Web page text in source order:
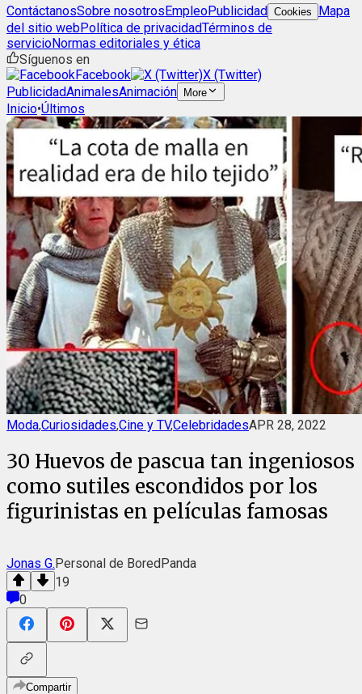
ContáctanosSobre nosotrosEmpleoPublicidad Cookies
Mapa
del sitio webPolítica de privacidadTérminos de
servicioNormas editoriales y ética
Síguenos en
Facebook
X (Twitter)
PublicidadAnimalesAnimación More
Inicio•Últimos
Moda,Curiosidades,Cine y TV,CelebridadesAPR 28, 2022
30 Huevos de pascua tan ingeniosos
como sutiles escondidos por los
figurinistas en películas famosas
Jonas G.Personal de BoredPanda
19
0
Compartir